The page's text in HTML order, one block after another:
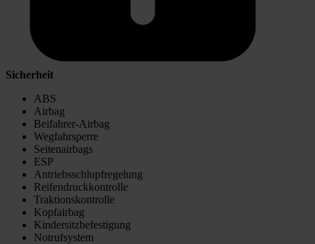
Sicherheit
ABS
Airbag
Beifahrer-Airbag
Wegfahrsperre
Seitenairbags
ESP
Antriebsschlupfregelung
Reifendruckkontrolle
Traktionskontrolle
Kopfairbag
Kindersitzbefestigung
Notrufsystem